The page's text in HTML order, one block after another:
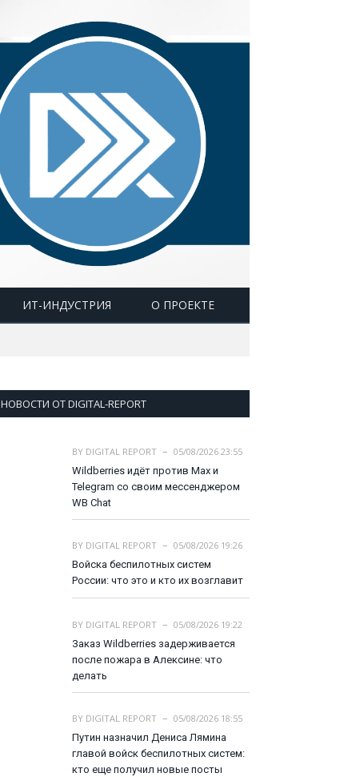
ИТ-ИНДУСТРИЯ О ПРОЕКТЕ
НОВОСТИ ОТ DIGITAL-REPORT
BY DIGITAL REPORT
05/08/2026 23:55
Wildberries идёт против Max и
Telegram со своим мессенджером
WB Chat
BY DIGITAL REPORT
05/08/2026 19:26
Войска беспилотных систем
России: что это и кто их возглавит
BY DIGITAL REPORT
05/08/2026 19:22
Заказ Wildberries задерживается
после пожара в Алексине: что
делать
BY DIGITAL REPORT
05/08/2026 18:55
Путин назначил Дениса Лямина
главой войск беспилотных систем:
кто еще получил новые посты